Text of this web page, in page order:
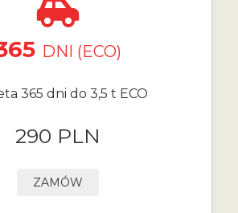
DNI (ECO)
365 dni do 3,5 t ECO
290 PLN
ZAMÓW